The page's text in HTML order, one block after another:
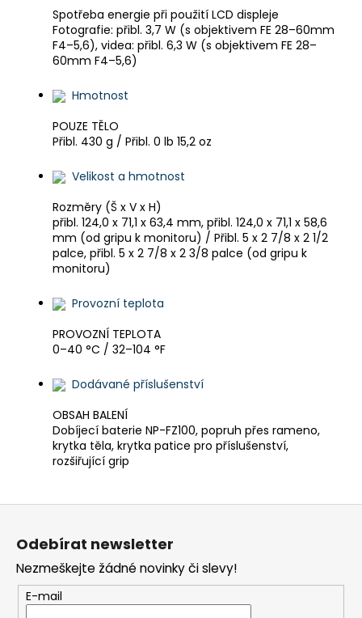
Spotřeba energie při použití LCD displeje
Fotografie: přibl. 3,7 W (s objektivem FE 28–60mm
F4–5,6), videa: přibl. 6,3 W (s objektivem FE 28–
60mm F4–5,6)
Hmotnost
POUZE TĚLO
Přibl. 430 g / Přibl. 0 lb 15,2 oz
Velikost a hmotnost
Rozměry (Š x V x H)
přibl. 124,0 x 71,1 x 63,4 mm, přibl. 124,0 x 71,1 x 58,6
mm (od gripu k monitoru) / Přibl. 5 x 2 7/8 x 2 1/2
palce, přibl. 5 x 2 7/8 x 2 3/8 palce (od gripu k
monitoru)
Provozní teplota
PROVOZNÍ TEPLOTA
0–40 °C / 32–104 °F
Dodávané příslušenství
OBSAH BALENÍ
Dobíjecí baterie NP-FZ100, popruh přes rameno,
krytka těla, krytka patice pro příslušenství,
rozšiřující grip
Z
Odebírat newsletter
Nezmeškejte žádné novinky či slevy!
E-mail